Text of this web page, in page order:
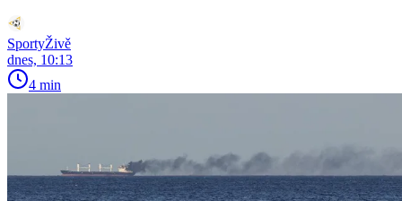
SportyŽivě
dnes, 10:13
4 min